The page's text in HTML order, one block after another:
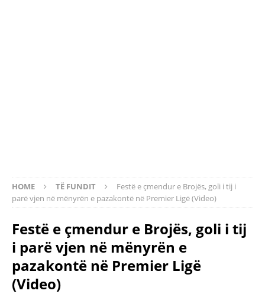
HOME TË FUNDIT
Festë e çmendur e Brojës, goli i tij i
parë vjen në mënyrën e pazakontë në Premier Ligë (Video)
Festë e çmendur e Brojës, goli i tij
i parë vjen në mënyrën e
pazakontë në Premier Ligë
(Video)